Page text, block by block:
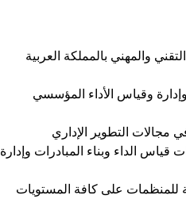
والمهني بالمملكة العربية
وقياس الأداء المؤسسي
مجالات التطوير الإداري
الداء وبناء المبادرات وإدارة
للمنظمات على كافة المستويات